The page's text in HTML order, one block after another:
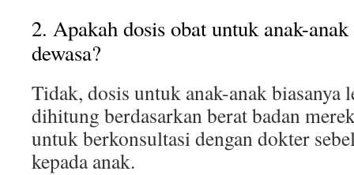
2. Apakah dosis obat untuk anak-
dewasa?
Tidak, dosis untuk anak-anak biasanya
dihitung berdasarkan berat badan
untuk berkonsultasi dengan dokter
kepada anak.